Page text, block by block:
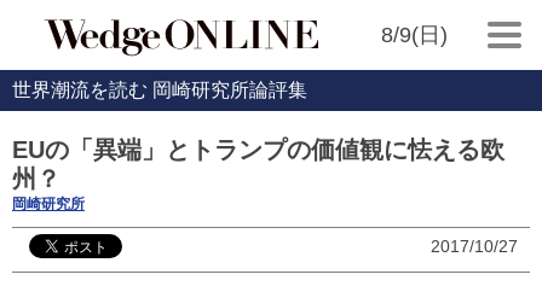
8/9(日)
世界潮流を読む 岡崎研究所論評集
EUの「異端」とトランプの価値観に怯える欧
州？
岡崎研究所
2017/10/27